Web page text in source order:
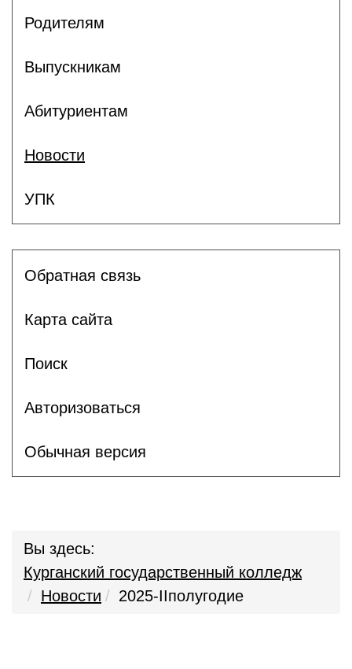
Родителям
Выпускникам
Абитуриентам
Новости
УПК
Обратная связь
Карта сайта
Поиск
Авторизоваться
Обычная версия
Вы здесь:
Курганский государственный колледж
Новости
2025-IIполугодие